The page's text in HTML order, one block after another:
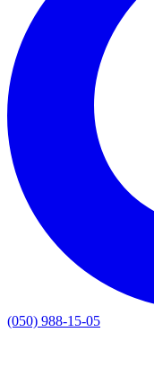
(050) 988-15-05